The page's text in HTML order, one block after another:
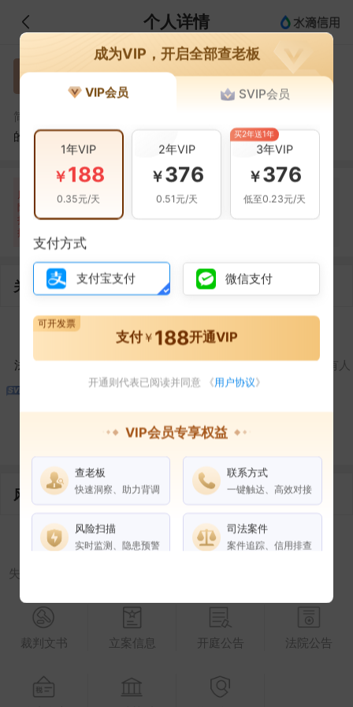
个人详情
赵 赵梦婷
简介：
的法定代表人
风
险
扫
描
暂无风险
关联企业
1
法定代表人 对外投资 在外任职 作为受益所有人
所属集团 合作伙伴
风险信息
失信被执行人
裁判文书 立案信息 开庭公告 法院公告
成为VIP，开启全部查老板
VIP会员 SVIP会员
1年VIP
￥188
0.35元/天
2年VIP
￥376
0.51元/天
3年VIP
￥376
低至0.23元/天
买2年送1年
支付方式
支付宝支付 微信支付
支付￥ 188开通VIP
可开发票
开通则代表已阅读并同意 《用户协议》
VIP会员专享权益
查老板
快速洞察、助力背调
联系方式
一键触达、高效对接
风险扫描
实时监测、隐患预警
司法案件
案件追踪、信用排查
权益说明 VIP会员 SVIP会员